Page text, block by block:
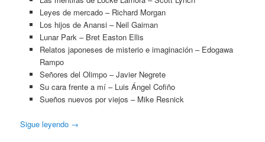
Leyes de mercado – Richard Morgan
Los hijos de Anansi – Neil Gaiman
Lunar Park – Bret Easton Ellis
Relatos japoneses de misterio e imaginación – Edogawa
Rampo
Señores del Olimpo – Javier Negrete
Su cara frente a mí – Luis Ángel Cofiño
Sueños nuevos por viejos – Mike Resnick
Sigue leyendo →